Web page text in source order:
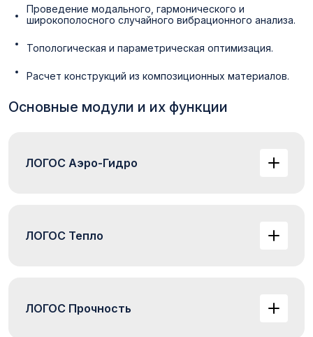
Проведение модального, гармонического и
широкополосного случайного вибрационного анализа.
Топологическая и параметрическая оптимизация.
Расчет конструкций из композиционных материалов.
Основные модули и их функции
ЛОГОС Аэро-Гидро
ЛОГОС Тепло
ЛОГОС Прочность